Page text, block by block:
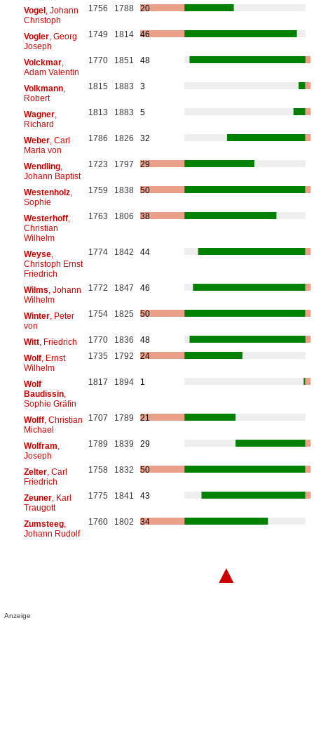
Vogel, Johann
Christoph
1756 1788 20
Vogler, Georg
Joseph
1749 1814 46
Volckmar,
Adam Valentin
1770 1851 48
Volkmann,
Robert
1815 1883 3
Wagner,
Richard
1813 1883 5
Weber, Carl
Maria von
1786 1826 32
Wendling,
Johann Baptist
1723 1797 29
Westenholz,
Sophie
1759 1838 50
Westerhoff,
Christian
Wilhelm
1763 1806 38
Weyse,
Christoph Ernst
Friedrich
1774 1842 44
Wilms , Johann
Wilhelm
1772 1847 46
Winter, Peter
von
1754 1825 50
Witt, Friedrich 1770 1836
48
Wolf, Ernst
Wilhelm
1735 1792 24
Wolf
Baudissin,
Sophie Gräfin
1817 1894 1
Wolff, Christian
Michael
1707 1789 21
Wolfram
Joseph
1789 1839 29
Zelter, Carl
Friedrich
1758 1832 50
Zeuner, Karl
Traugott
1775 1841 43
Zumsteeg,
Johann Rudolf
1760 1802 34
▲
Anzeige